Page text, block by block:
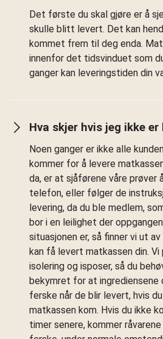
Det første du skal gjøre er å
skulle blitt levert. Det kan
kommet frem til deg enda.
innenfor det tidsvinduet som
ganger kan leveringstiden din
Hva skjer hvis jeg ikke er
Noen ganger er ikke alle
kommer for å levere
da, er at sjåførene våre
telefon, eller følger de
levering, da du ble medlem,
bor i en leilighet der
situasjonen er, så finner vi ut
kan få levert matkassen din. Vi
isolering og isposer, så du
bekymret for at ingrediensene
ferske når de blir levert, hvis
matkassen kom. Hvis du ikke
timer senere, kommer